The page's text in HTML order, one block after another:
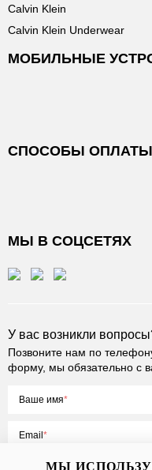
Calvin Klein
Calvin Klein Underwear
МОБИЛЬНЫЕ
СПОСОБЫ ОПЛАТЫ
МЫ В СОЦСЕТЯХ
У вас возникли
Позвоните нам по
форму, мы обязательно с
Ваше имя
Email
МЫ